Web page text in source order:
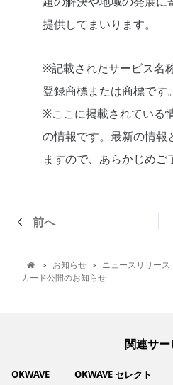
提供してまいります。
※記載されたサービス名
登録商標または商標です。
※ここに掲載されている
の情報です。最新の情報
ますので、あらかじめご
前へ
 > お知らせ > ニュースリリース
カード公開のお知らせ
関連サー
OKWAVE OKWAVE セレクト